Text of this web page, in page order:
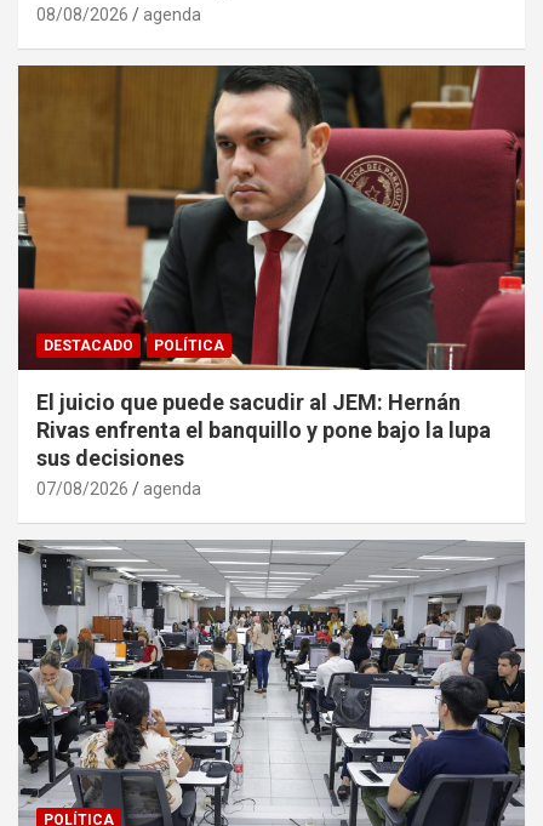
08/08/2026 agenda
DESTACADO POLÍTICA
El juicio que puede sacudir al JEM: Hernán
Rivas enfrenta el banquillo y pone bajo la lupa
sus decisiones
07/08/2026 agenda
POLÍTICA